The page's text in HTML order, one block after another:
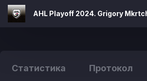
AHL Playoff 2024. Grigory
Статистика Протокол